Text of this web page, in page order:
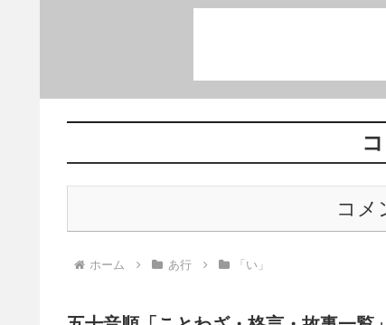
コメ
ホーム あ行 「い」